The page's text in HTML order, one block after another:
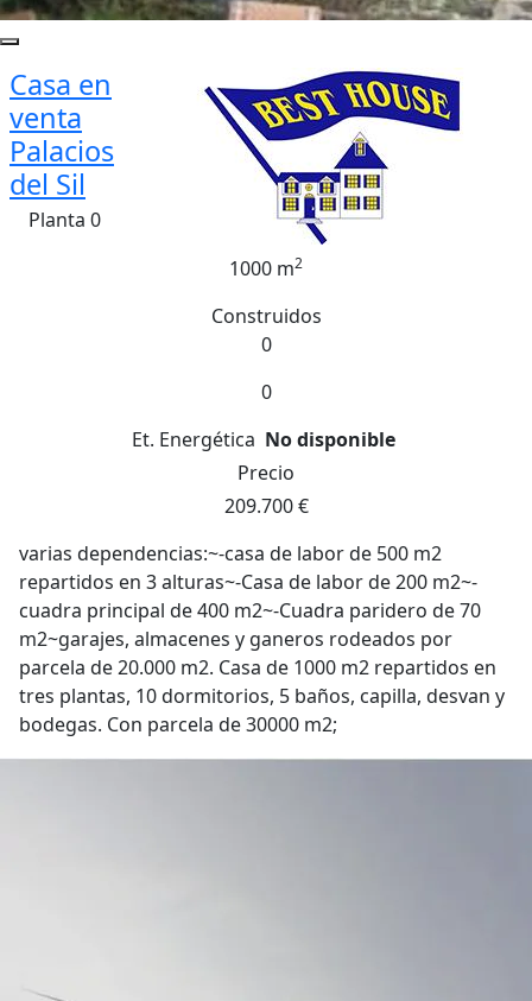
Casa en
venta
Palacios
del Sil
Planta 0
1000 m2
Construidos
0
0
Et. Energética No disponible
Precio
209.700 €
varias dependencias:~-casa de labor de 500 m2
repartidos en 3 alturas~-Casa de labor de 200 m2~-
cuadra principal de 400 m2~-Cuadra paridero de 70
m2~garajes, almacenes y ganeros rodeados por
parcela de 20.000 m2. Casa de 1000 m2 repartidos en
tres plantas, 10 dormitorios, 5 baños, capilla, desvan y
bodegas. Con parcela de 30000 m2;